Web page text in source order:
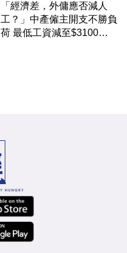
「經濟差，外傭應否減人
工？」中產僱主開支不勝負
荷 最低工資減至$3100蚊